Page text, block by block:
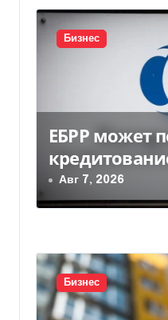
и
м
Бизнес
ЕБРР может
бизнеса на
Delo.ua
Авг 7, 2026
Бизнес